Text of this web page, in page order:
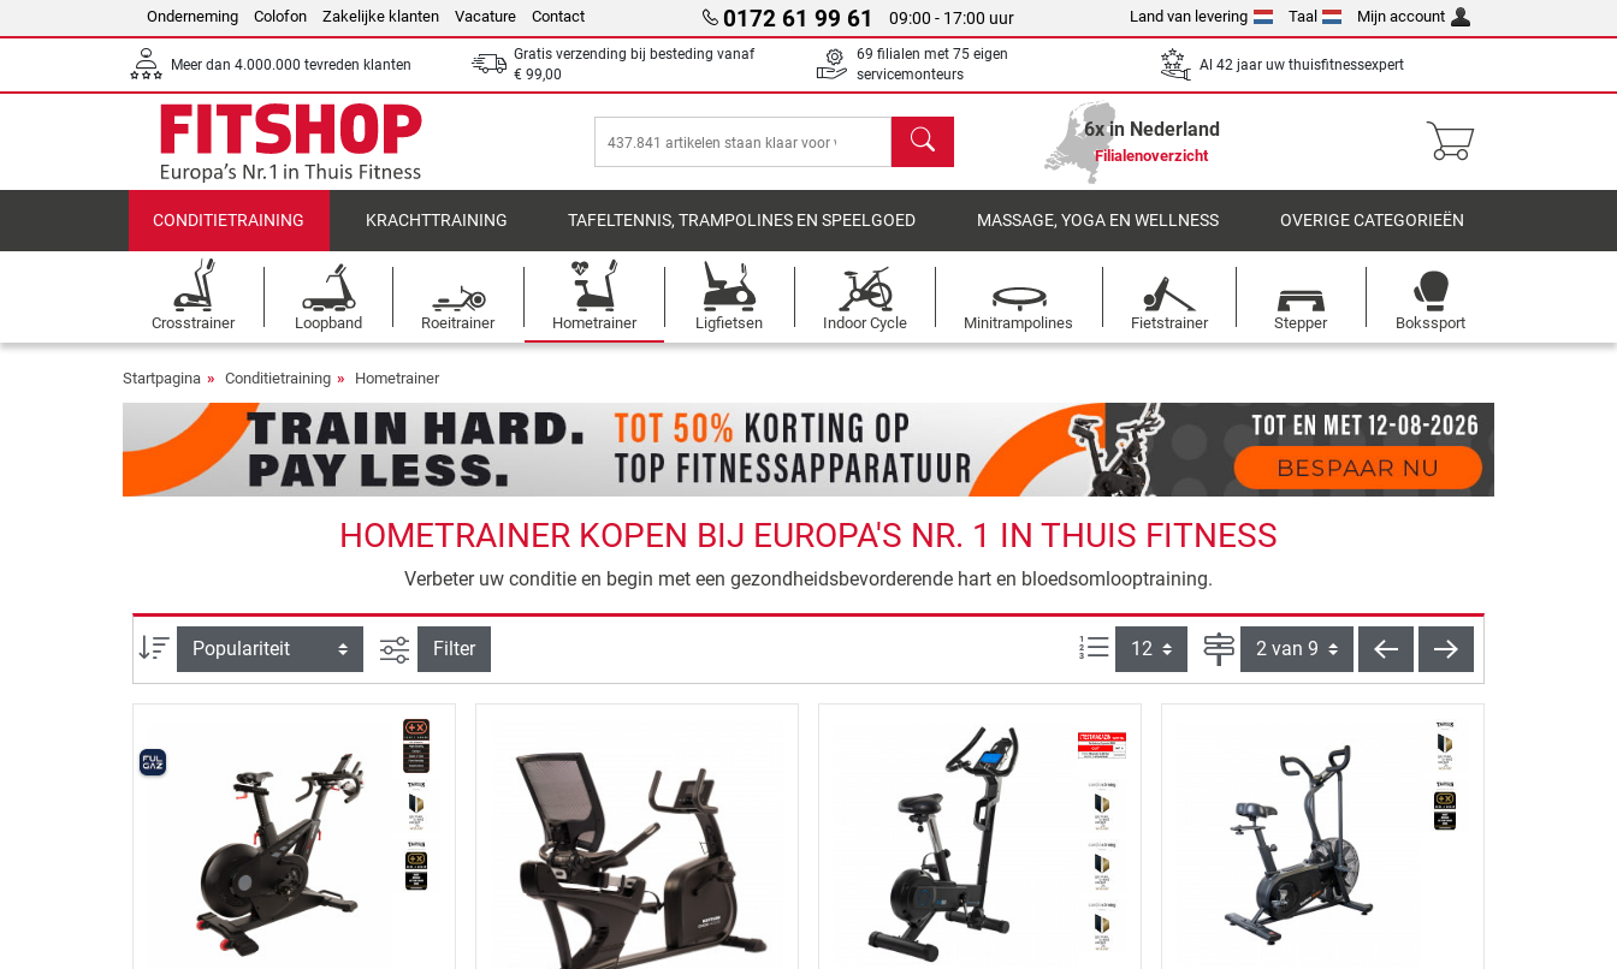
Onderneming Colofon Zakelijke klanten Vacature Contact 0172 61 99 61 09:00 - 17:00 uur Land van levering Taal Mijn account
Meer dan 4.000.000 tevreden klanten
Gratis verzending bij besteding vanaf
€ 99,00
69 filialen met 75 eigen
servicemonteurs
Al 42 jaar uw thuisfitnessexpert
Zoeken 6x in Nederland
Filialenoverzicht
CONDITIETRAINING KRACHTTRAINING TAFELTENNIS, TRAMPOLINES EN SPEELGOED MASSAGE, YOGA EN WELLNESS OVERIGE CATEGORIEËN
Crosstrainer Loopband Roeitrainer Hometrainer Ligfietsen Indoor Cycle Minitrampolines Fietstrainer Stepper Bokssport
Startpagina Conditietraining Hometrainer
HOMETRAINER KOPEN BIJ EUROPA'S NR. 1 IN THUIS FITNESS
Verbeter uw conditie en begin met een gezondheidsbevorderende hart en bloedsomlooptraining.
Sortering Zoeken binnen de resultaten
Filter Artikelen per pagina:
Pagina terug verder